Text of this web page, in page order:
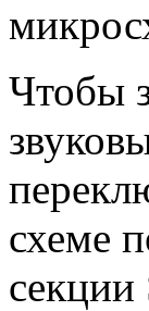
Чтобы
схеме